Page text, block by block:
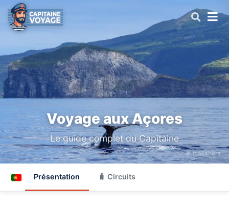
Voyage aux Açores
Le guide complet du Capitaine
© makabera
Présentation 🧳 Circuits